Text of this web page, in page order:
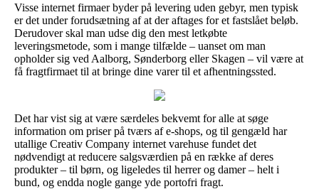
Visse internet firmaer byder på levering uden gebyr, men typisk
er det under forudsætning af at der aftages for et fastslået beløb.
Derudover skal man udse dig den mest letkøbte
leveringsmetode, som i mange tilfælde – uanset om man
opholder sig ved Aalborg, Sønderborg eller Skagen – vil være at
få fragtfirmaet til at bringe dine varer til et afhentningssted.
Det har vist sig at være særdeles bekvemt for alle at søge
information om priser på tværs af e-shops, og til gengæld har
utallige Creativ Company internet varehuse fundet det
nødvendigt at reducere salgsværdien på en række af deres
produkter – til børn, og ligeledes til herrer og damer – helt i
bund, og endda nogle gange yde portofri fragt.